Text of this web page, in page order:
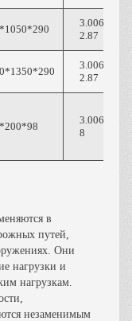
3.006.1-
2.87
3.006.1-
2.87
3.006.1-
8
в
путей,
Они
нагрузки и
нагрузкам.
незаменимым